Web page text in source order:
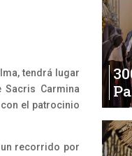
tendrá lugar
Carmina
el patrocinio
recorrido por